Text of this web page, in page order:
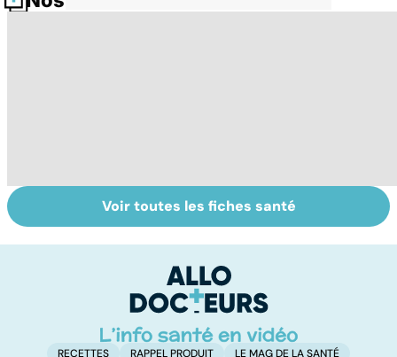
La tuberculose
pulmonaire
Tout savoir sur
les infections
Voir toutes les fiches santé
RECETTES RAPPEL PRODUIT
LE MAG DE LA SANTÉ